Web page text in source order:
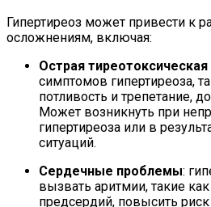
Гипертиреоз может привести к
осложнениям, включая:
Острая тиреотоксическая
симптомов гипертиреоза,
потливость и трепетание,
Может возникнуть при
гипертиреоза или в
ситуаций.
Сердечные проблемы:
вызвать аритмии, такие
предсердий, повысить